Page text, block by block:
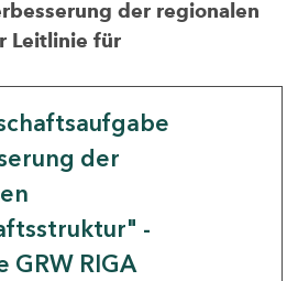
der regionalen
Leitlinie für
der
-
GRW RIGA